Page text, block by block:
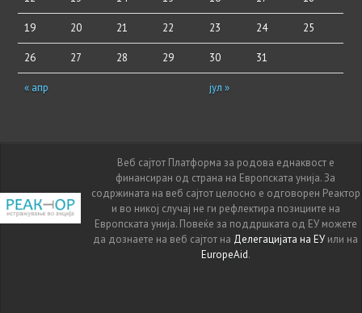
« апр јул »
19 20 21 22 23 24 25
26 27 28 29 30 31
Веб сајтот Платформа за родова еднаквост е
финансиран од страна на Европската унија. За
содржината на веб сајтот целосно е одговорен Реактор
и во никој случај не ги рефлектира позициите на
Европската унија. Повеќе за поддршката од ЕУ можете
да дознаете на веб сајтот на Делегацијата на ЕУ или на
EuropeAid.